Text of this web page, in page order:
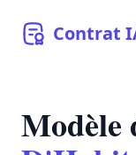
Contrat
Modèle